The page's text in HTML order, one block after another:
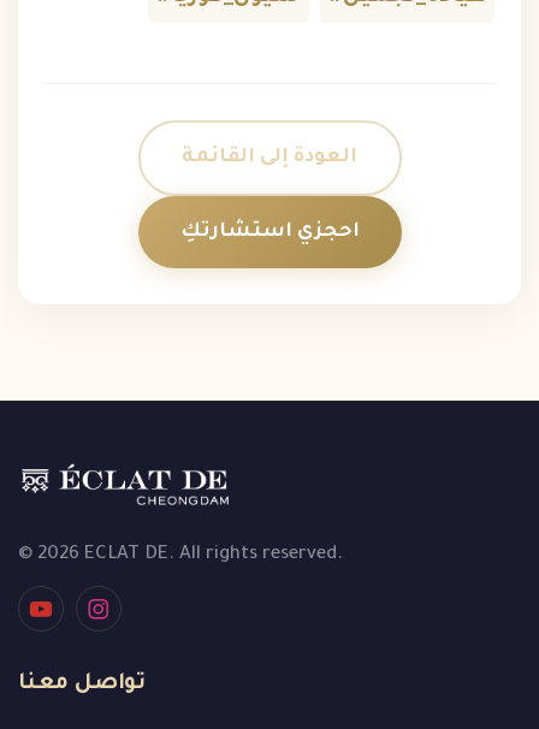
العودة إلى القائمة
احجزي استشارتكِ
© 2026 ECLAT DE. All rights reserved.
تواصل معنا